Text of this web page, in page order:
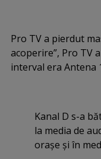
Pro TV a pierdut
acoperire”, Pro TV
interval era Antena
Kanal D s-a
la media de
oraşe şi în